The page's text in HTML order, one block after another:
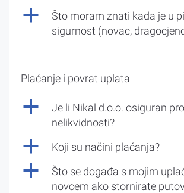
a
Što moram znati kada je u
sigurnost (novac,
Plaćanje i povrat uplata
a
Je li Nikal d.o.o. osiguran
nelikvidnosti?
a Koji su načini plaćanja?
a
Što se događa s mojim
novcem ako stornirate